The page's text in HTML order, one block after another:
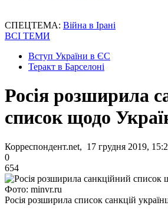
СПЕЦТЕМА: Війна в Ірані
ВСІ ТЕМИ
Вступ України в ЄС
Теракт в Барселоні
Росія розширила
список щодо
Корреспондент.net, 17 грудня 2019,
0
654
Фото: minvr.ru
Росія розширила список санкцій